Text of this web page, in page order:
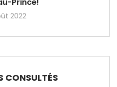
Prince!
2022
CONSULTÉS